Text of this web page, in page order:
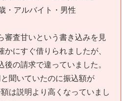
・アルバイト・男性
審査甘いという書き込みを見
かにすぐ借りられましたが、
の請求で違っていました。
聞いていたのに振込額が
は説明より高くなっていまし